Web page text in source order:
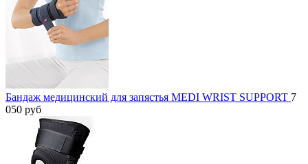
Бандаж медицинский для запястья MEDI WRIST SUPPORT 7
050 руб